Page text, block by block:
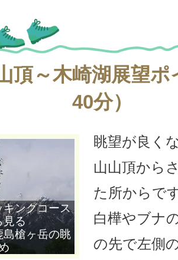
頂～木崎湖展望ポ
40分）
キングコース
見る
島槍ヶ岳の眺
眺望が良く
山山頂から
た所からで
白樺やブナ
の先で左側